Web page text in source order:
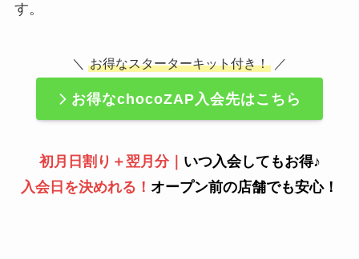
す。
＼ お得なスターターキット付き！ ／
お得なchocoZAP入会先はこちら
初月日割り＋翌月分｜ いつ入会してもお得♪
入会日を決めれる！ オープン前の店舗でも安心！